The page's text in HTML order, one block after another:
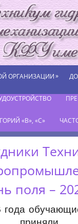
ОРГАНИЗАЦИИ»
«В», «С»
поля –